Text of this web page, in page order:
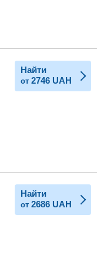
Найти
от 2746 UAH
Найти
от 2686 UAH